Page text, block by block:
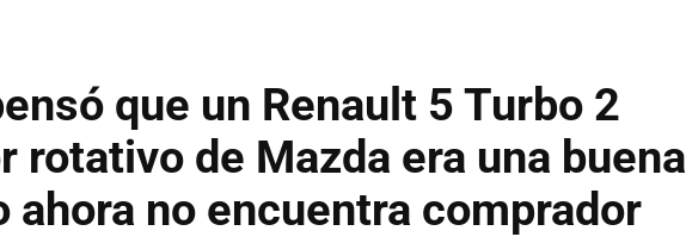
que un Renault 5 Turbo 2
rotativo de Mazda era una buena
ahora no encuentra comprador